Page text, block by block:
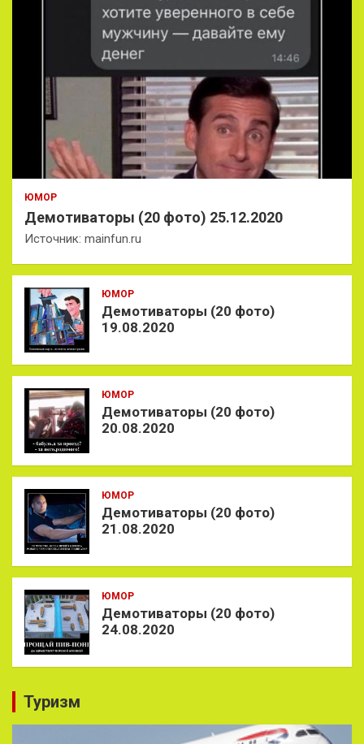
ЮМОР
Демотиваторы (20 фото) 25.12.2020
Источник: mainfun.ru
ЮМОР
Демотиваторы (20 фото)
19.08.2020
ЮМОР
Демотиваторы (20 фото)
20.08.2020
ЮМОР
Демотиваторы (20 фото)
21.08.2020
ЮМОР
Демотиваторы (20 фото)
24.08.2020
Туризм